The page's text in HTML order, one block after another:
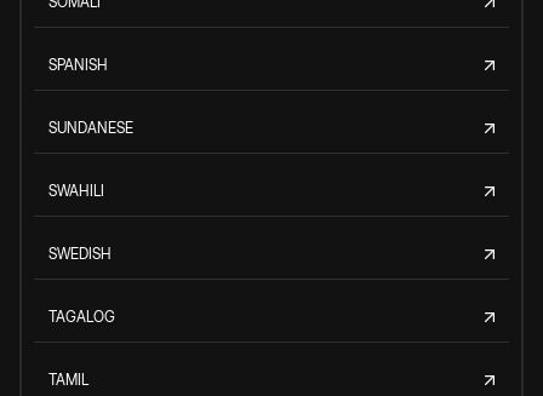
SPANISH
SUNDANESE
SWAHILI
SWEDISH
TAGALOG
TAMIL